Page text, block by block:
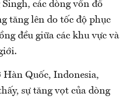
các dòng vốn đổ
tăng lên do tốc độ phục
đều giữa các khu vực và
Hàn Quốc, Indonesia,
sự tăng vọt của dòng